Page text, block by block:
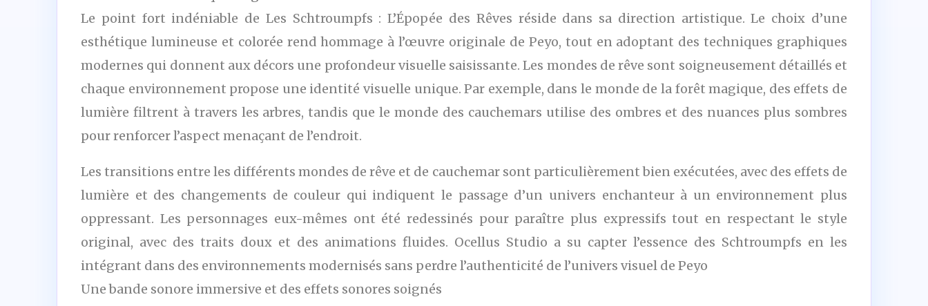
Le point fort indéniable de Les Schtroumpfs : L’Épopée des Rêves réside dans sa direction artistique. Le choix d’une
esthétique lumineuse et colorée rend hommage à l’œuvre originale de Peyo, tout en adoptant des techniques graphiques
modernes qui donnent aux décors une profondeur visuelle saisissante. Les mondes de rêve sont soigneusement détaillés et
chaque environnement propose une identité visuelle unique. Par exemple, dans le monde de la forêt magique, des effets de
lumière filtrent à travers les arbres, tandis que le monde des cauchemars utilise des ombres et des nuances plus sombres
pour renforcer l’aspect menaçant de l’endroit.
Les transitions entre les différents mondes de rêve et de cauchemar sont particulièrement bien exécutées, avec des effets de
lumière et des changements de couleur qui indiquent le passage d’un univers enchanteur à un environnement plus
oppressant. Les personnages eux-mêmes ont été redessinés pour paraître plus expressifs tout en respectant le style
original, avec des traits doux et des animations fluides. Ocellus Studio a su capter l’essence des Schtroumpfs en les
intégrant dans des environnements modernisés sans perdre l’authenticité de l’univers visuel de Peyo
Une bande sonore immersive et des effets sonores soignés